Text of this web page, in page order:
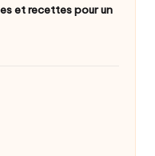
et recettes pour un